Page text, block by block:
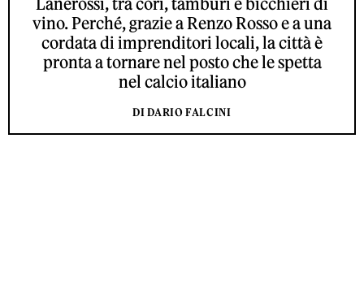
vino. Perché, grazie a Renzo Rosso e a una
cordata di imprenditori locali, la città è
pronta a tornare nel posto che le spetta
nel calcio italiano
DI DARIO FALCINI